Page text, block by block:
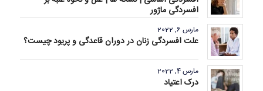
افسردگی ماژور
مارس 6, 2022
علت افسردگی زنان در دوران قاعدگی و پریود چیست؟
مارس 4, 2022
درک اعتیاد